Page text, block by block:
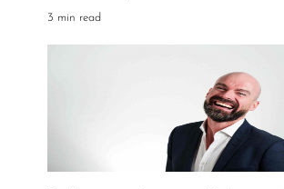
3 min read